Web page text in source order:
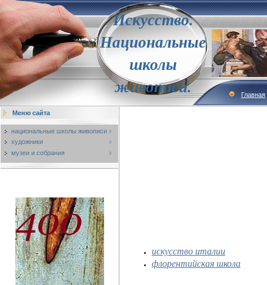
Искусство.
Национальные
школы
живописи.
Главная
Меню сайта
национальные школы живописи
художники
музеи и собрания
искусство италии
флорентийская школа